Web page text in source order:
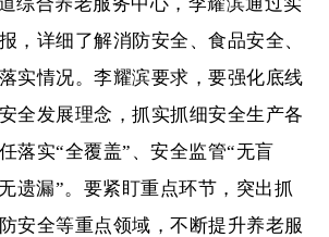
，详细了解消防安全、食品安全、
实情况。李耀滨要求，要强化底线
全发展理念，抓实抓细安全生产各
落实“全覆盖”、安全监管“无盲
遗漏”。要紧盯重点环节，突出抓
安全等重点领域，不断提升养老服